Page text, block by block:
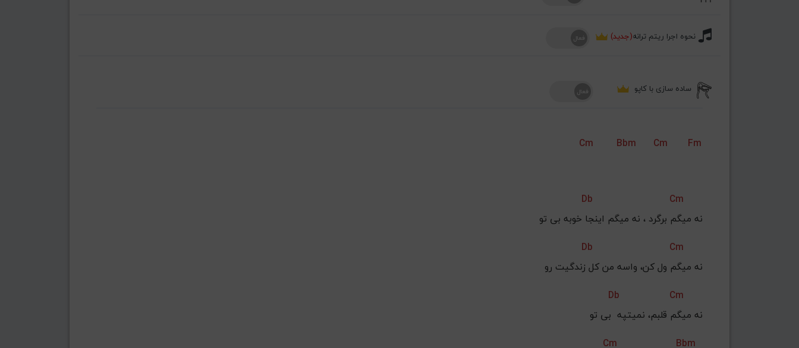
نحوه اجرا ریتم ترانه(جدید)
ساده سازی با کاپو
Cm Bbm Cm Fm
Db
Cm
نه میگم برگرد ، نه میگم اینجا خوبه بی تو
Db
Cm
نه میگم ول کن، واسه من کل زندگیت رو
Db
Cm
نه میگم قلبم، نمیتپه  بی تو
Cm
Bbm